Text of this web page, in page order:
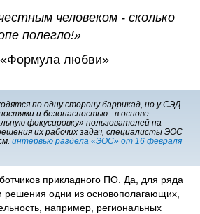
человеком - сколько
полегло!»
любви»
по одну сторону баррикад, но у СЭД
и безопасностью - в основе.
фокусировку» пользователей на
их рабочих задач, специалисты ЭОС
интервью раздела «ЭОС» от 16 февраля
прикладного ПО. Да, для ряда
решения одни из основополагающих,
например, региональных